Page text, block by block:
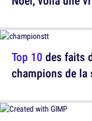
Top 10 des faits
champions de la